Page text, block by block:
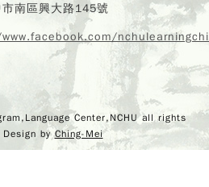
rights
南區興大路145號
Center,NCHU all rights
Design byChing-Mei